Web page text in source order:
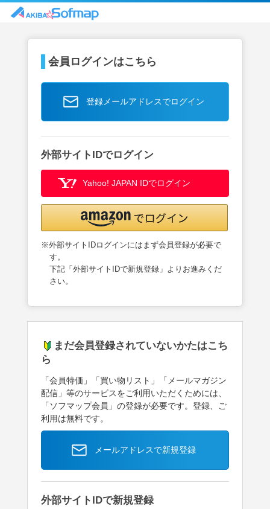
会員ログインはこちら
登録メールアドレスでログイン
外部サイトIDでログイン
Yahoo! JAPAN IDでログイン
※外部サイトIDログインにはまず会員登録が必要で
す。
下記「外部サイトIDで新規登録」よりお進みくだ
さい。
まだ会員登録されていないかたはこち
ら
「会員特価」「買い物リスト」「メールマガジン
配信」等のサービスをご利用いただくためには、
「ソフマップ会員」の登録が必要です。登録、ご
利用は無料です。
メールアドレスで新規登録
外部サイトIDで新規登録